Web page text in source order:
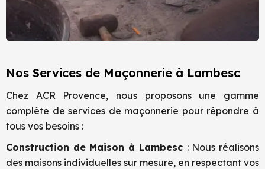
Nos Services de Maçonnerie à Lambesc
Chez ACR Provence, nous proposons une gamme
complète de services de maçonnerie pour répondre à
tous vos besoins :
Construction de Maison à Lambesc : Nous réalisons
des maisons individuelles sur mesure, en respectant vos